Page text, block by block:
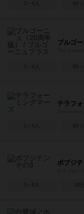
2～4人 60
ブルゴ
1～4人 60
テラフ
1～5人 90
ボブジ
3～8人 30